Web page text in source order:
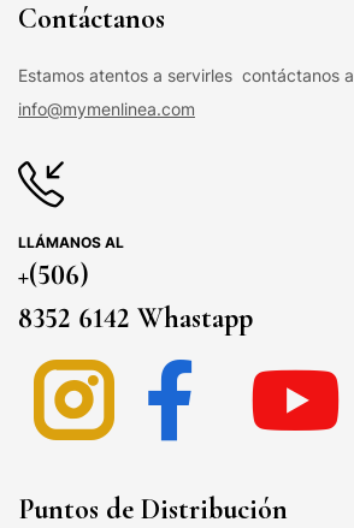
Contáctanos
Estamos atentos a servirles contáctanos a
info@mymenlinea.com
LLÁMANOS AL
+(506)
8352 6142 Whastapp
Puntos de Distribución